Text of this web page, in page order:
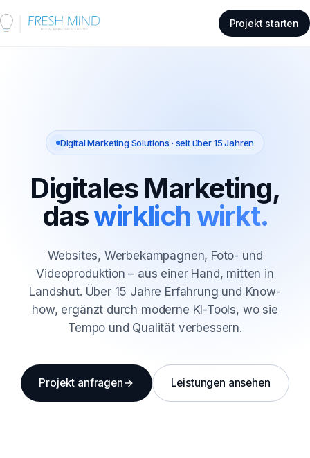
Projekt starten
Digital Marketing Solutions · seit über 15 Jahren
Digitales Marketing,
daswirklich wirkt.
Websites, Werbekampagnen, Foto- und
Videoproduktion – aus einer Hand, mitten in
Landshut. Über 15 Jahre Erfahrung und Know-
how, ergänzt durch moderne KI-Tools, wo sie
Tempo und Qualität verbessern.
Projekt anfragen Leistungen ansehen